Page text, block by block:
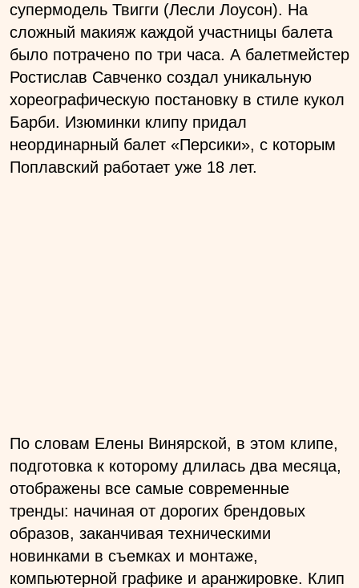
супермодель Твигги (Лесли Лоусон). На
сложный макияж каждой участницы балета
было потрачено по три часа. А балетмейстер
Ростислав Савченко создал уникальную
хореографическую постановку в стиле кукол
Барби. Изюминки клипу придал
неординарный балет «Персики», с которым
Поплавский работает уже 18 лет.
По словам Елены Винярской, в этом клипе,
подготовка к которому длилась два месяца,
отображены все самые современные
тренды: начиная от дорогих брендовых
образов, заканчивая техническими
новинками в съемках и монтаже,
компьютерной графике и аранжировке. Клип